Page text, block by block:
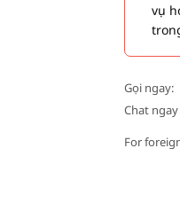
vụ
Gọi ngay:
Chat
For